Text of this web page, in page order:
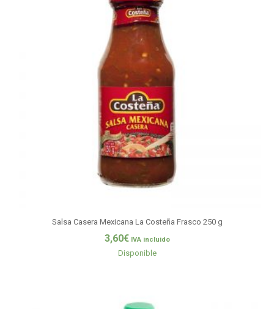
Salsa Casera Mexicana La Costeña Frasco 250 g
3,60€ IVA incluido
Disponible